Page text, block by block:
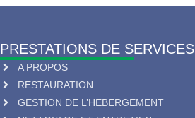
PRESTATIONS DE SERVICES
A PROPOS
RESTAURATION
GESTION DE L’HEBERGEMENT